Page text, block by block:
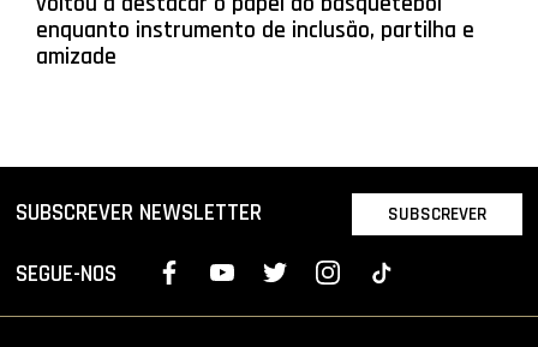
enquanto instrumento de inclusão, partilha e
amizade
SUBSCREVER NEWSLETTER SUBSCREVER
SEGUE-NOS